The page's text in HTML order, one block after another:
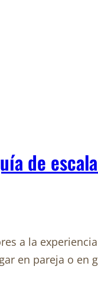
de
a la
en pareja o en